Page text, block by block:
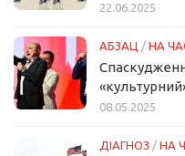
22.06.2025
АБЗАЦ / НА
08.05.2025
ДІАГНОЗ / НА